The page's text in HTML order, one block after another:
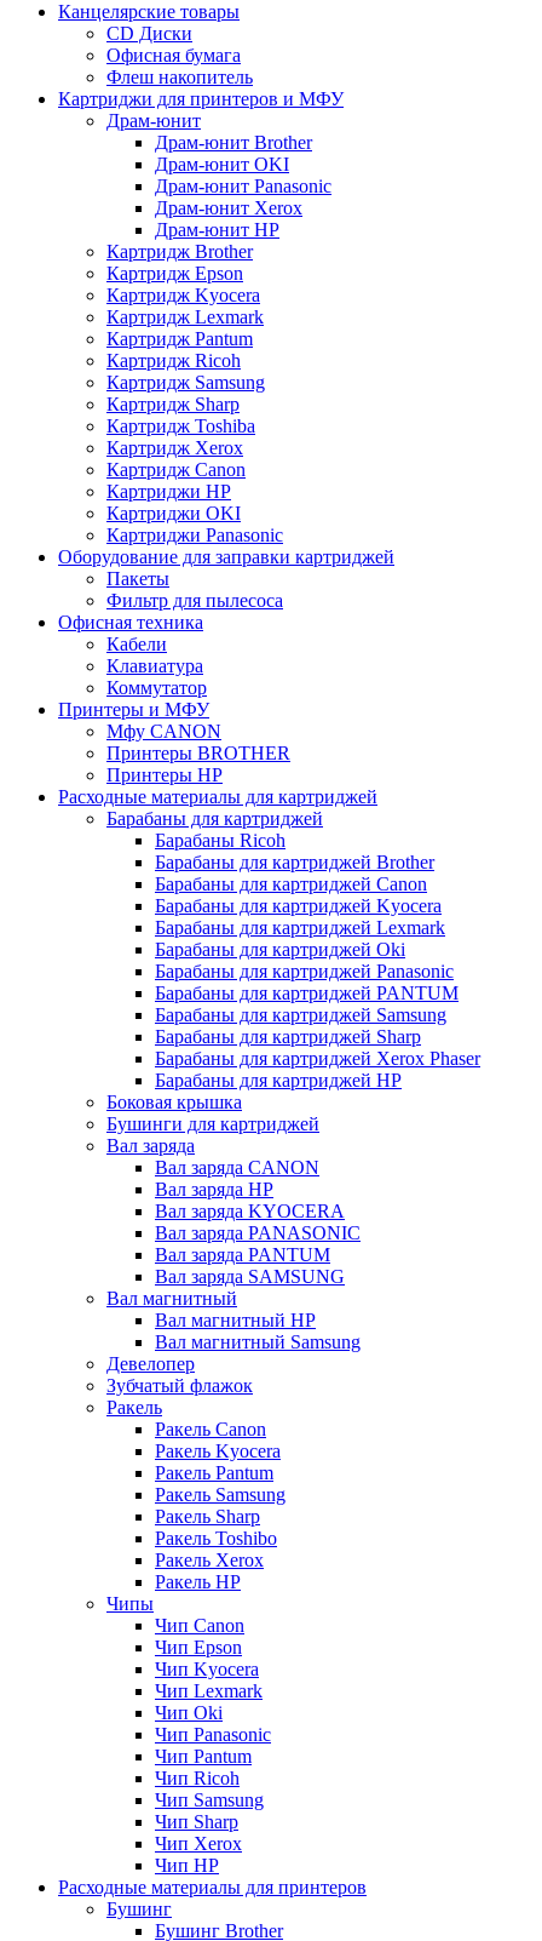
Канцелярские товары
CD Диски
Офисная бумага
Флеш накопитель
Картриджи для принтеров и МФУ
Драм-юнит
Драм-юнит Brother
Драм-юнит OKI
Драм-юнит Panasonic
Драм-юнит Xerox
Драм-юнит НР
Картридж Brother
Картридж Epson
Картридж Kyocera
Картридж Lexmark
Картридж Pantum
Картридж Ricoh
Картридж Samsung
Картридж Sharp
Картридж Toshiba
Картридж Xerox
Картридж Сanon
Картриджи HP
Картриджи OKI
Картриджи Panasonic
Оборудование для заправки картриджей
Пакеты
Фильтр для пылесоса
Офисная техника
Кабели
Клавиатура
Коммутатор
Принтеры и МФУ
Мфу CANON
Принтеры BROTHER
Принтеры HP
Расходные материалы для картриджей
Барабаны для картриджей
Барабаны Ricoh
Барабаны для картриджей Brother
Барабаны для картриджей Canon
Барабаны для картриджей Kyocera
Барабаны для картриджей Lexmark
Барабаны для картриджей Oki
Барабаны для картриджей Panasonic
Барабаны для картриджей PANTUM
Барабаны для картриджей Samsung
Барабаны для картриджей Sharp
Барабаны для картриджей Xerox Phaser
Барабаны для картриджей НР
Боковая крышка
Бушинги для картриджей
Вал заряда
Вал заряда CANON
Вал заряда HP
Вал заряда KYOCERA
Вал заряда PANASONIC
Вал заряда PANTUM
Вал заряда SAMSUNG
Вал магнитный
Вал магнитный HP
Вал магнитный Samsung
Девелопер
Зубчатый флажок
Ракель
Ракель Canon
Ракель Kyocera
Ракель Pantum
Ракель Samsung
Ракель Sharp
Ракель Toshibo
Ракель Xerox
Ракель НР
Чипы
Чип Canon
Чип Epson
Чип Kyocera
Чип Lexmark
Чип Oki
Чип Panasonic
Чип Pantum
Чип Ricoh
Чип Samsung
Чип Sharp
Чип Xerox
Чип НР
Расходные материалы для принтеров
Бушинг
Бушинг Brother